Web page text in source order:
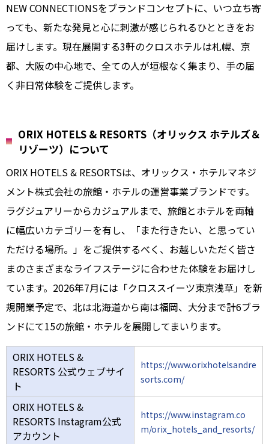
NEW CONNECTIONSをブランドコンセプトに、いつ立ち寄
っても、新たな発見と心に刺激が感じられるひとときをお
届けします。現在展開する3軒のクロスホテルは札幌、京
都、大阪の中心地で、全ての人が垣根なく集まり、手の届
く非日常体験をご提供します。
ORIX HOTELS & RESORTS（オリックス ホテルズ＆
リゾーツ）について
ORIX HOTELS & RESORTSは、オリックス・ホテルマネジ
メント株式会社の旅館・ホテルの運営事業ブランドです。
ラグジュアリーからカジュアルまで、旅館とホテルを両軸
に幅広いカテゴリーを有し、「また行きたい、と思ってい
ただける場所。」をご提供するべく、お越しいただく皆さ
まのさまざまなライフステージに合わせた体験をお届けし
ています。2026年7月には「クロススイーツ東京浅草」を新
規開業予定で、北は北海道から南は福岡、大分まで計6ブラ
ンドにて15の旅館・ホテルを展開してまいります。
ORIX HOTELS &
RESORTS 公式ウェブサイ
ト
https://www.orixhotelsandre
sorts.com/
ORIX HOTELS &
RESORTS Instagram公式
アカウント
https://www.instagram.co
m/orix_hotels_and_resorts/